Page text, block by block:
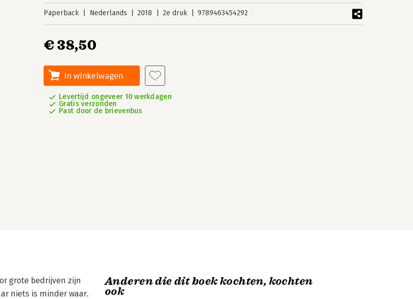
Paperback Nederlands 2018 2e druk 9789463454292
€ 38,50
In winkelwagen
Levertijd ongeveer 10 werkdagen
Gratis verzonden
Past door de brievenbus
grote bedrijven zijn
niets is minder waar.
Anderen die dit boek kochten, kochten
ook